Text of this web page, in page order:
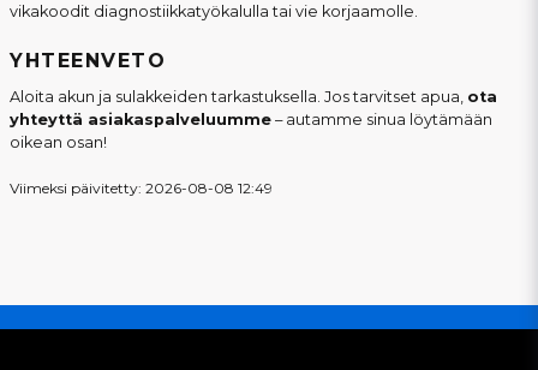
vikakoodit diagnostiikkatyökalulla tai vie korjaamolle.
YHTEENVETO
Aloita akun ja sulakkeiden tarkastuksella. Jos tarvitset apua, ota
yhteyttä asiakaspalveluumme – autamme sinua löytämään
oikean osan!
Viimeksi päivitetty: 2026-08-08 12:49